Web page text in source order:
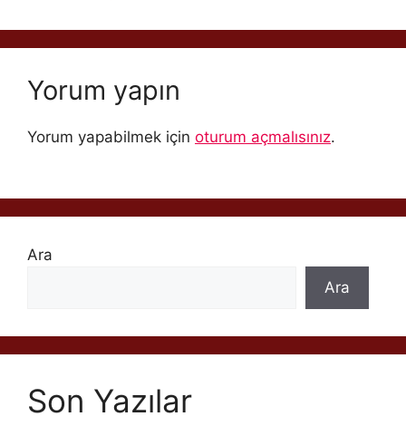
Yorum yapın
Yorum yapabilmek için oturum açmalısınız.
Ara
Ara
Son Yazılar